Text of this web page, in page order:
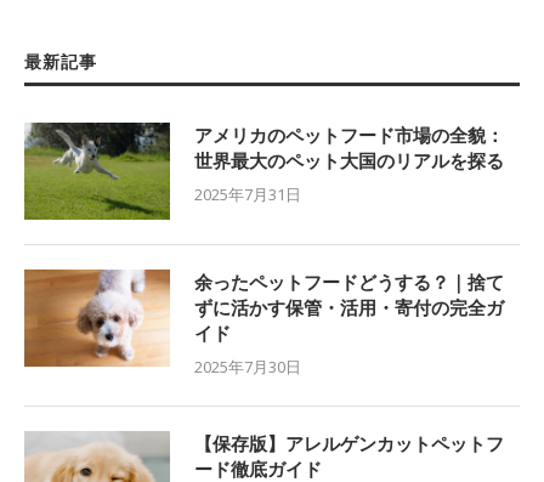
最新記事
アメリカのペットフード市場の全貌：
世界最大のペット大国のリアルを探る
2025年7月31日
余ったペットフードどうする？｜捨て
ずに活かす保管・活用・寄付の完全ガ
イド
2025年7月30日
【保存版】アレルゲンカットペットフ
ード徹底ガイド